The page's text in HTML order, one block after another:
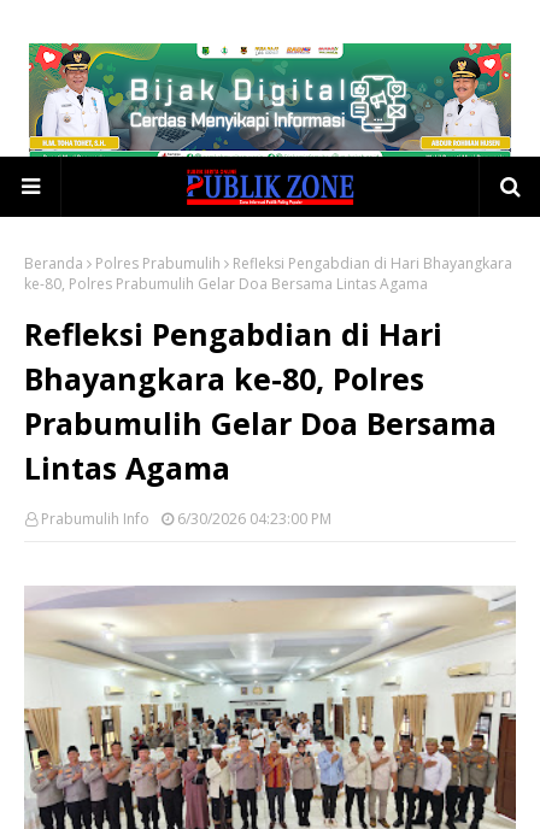
Beranda Polres Prabumulih
Refleksi Pengabdian di Hari Bhayangkara
ke-80, Polres Prabumulih Gelar Doa Bersama Lintas Agama
Refleksi Pengabdian di Hari
Bhayangkara ke-80, Polres
Prabumulih Gelar Doa Bersama
Lintas Agama
Prabumulih Info 6/30/2026 04:23:00 PM